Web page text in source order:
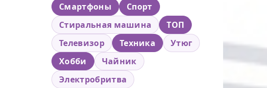
Смартфоны
Спорт
Стиральная машина
ТОП
Телевизор
Техника
Утюг
Хобби
Чайник
Электробритва